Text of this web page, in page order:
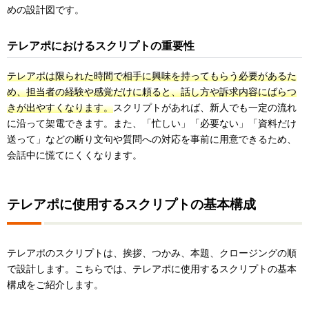
めの設計図です。
テレアポにおけるスクリプトの重要性
テレアポは限られた時間で相手に興味を持ってもらう必要があるた
め、担当者の経験や感覚だけに頼ると、話し方や訴求内容にばらつ
きが出やすくなります。スクリプトがあれば、新人でも一定の流れ
に沿って架電できます。また、「忙しい」「必要ない」「資料だけ
送って」などの断り文句や質問への対応を事前に用意できるため、
会話中に慌てにくくなります。
テレアポに使用するスクリプトの基本構成
テレアポのスクリプトは、挨拶、つかみ、本題、クロージングの順
で設計します。こちらでは、テレアポに使用するスクリプトの基本
構成をご紹介します。